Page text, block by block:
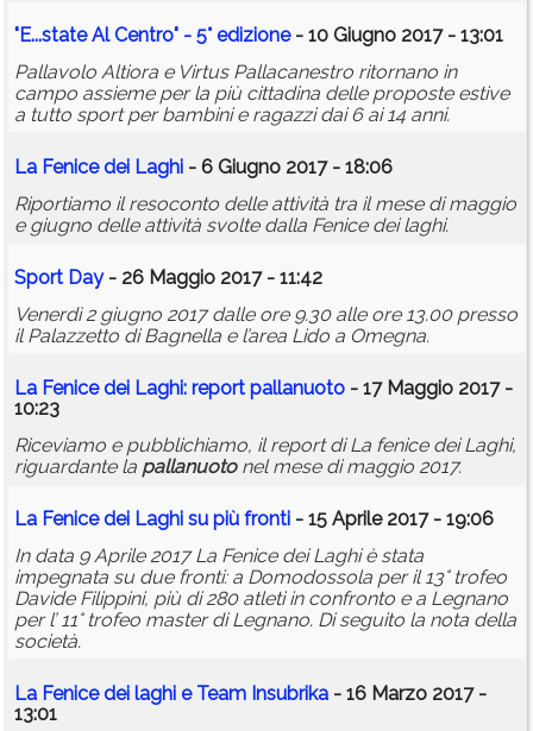
"E...state Al Centro" - 5° edizione- 10 Giugno 2017 - 13:01
Pallavolo Altiora e Virtus Pallacanestro ritornano in
campo assieme per la più cittadina delle proposte estive
a tutto sport per bambini e ragazzi dai 6 ai 14 anni.
La Fenice dei Laghi - 6 Giugno 2017 - 18:06
Riportiamo il resoconto delle attività tra il mese di maggio
e giugno delle attività svolte dalla Fenice dei laghi.
Sport Day- 26 Maggio 2017 - 11:42
Venerdì 2 giugno 2017 dalle ore 9.30 alle ore 13.00 presso
il Palazzetto di Bagnella e l’area Lido a Omegna.
La Fenice dei Laghi: report pallanuoto - 17 Maggio 2017 -
10:23
Riceviamo e pubblichiamo, il report di La fenice dei Laghi,
riguardante la pallanuotonel mese di maggio 2017.
La Fenice dei Laghi su più fronti - 15 Aprile 2017 - 19:06
In data 9 Aprile 2017 La Fenice dei Laghi è stata
impegnata su due fronti: a Domodossola per il 13° trofeo
Davide Filippini, più di 280 atleti in confronto e a Legnano
per l’ 11° trofeo master di Legnano. Di seguito la nota della
società.
La Fenice dei laghi e Team Insubrika - 16 Marzo 2017 -
13:01